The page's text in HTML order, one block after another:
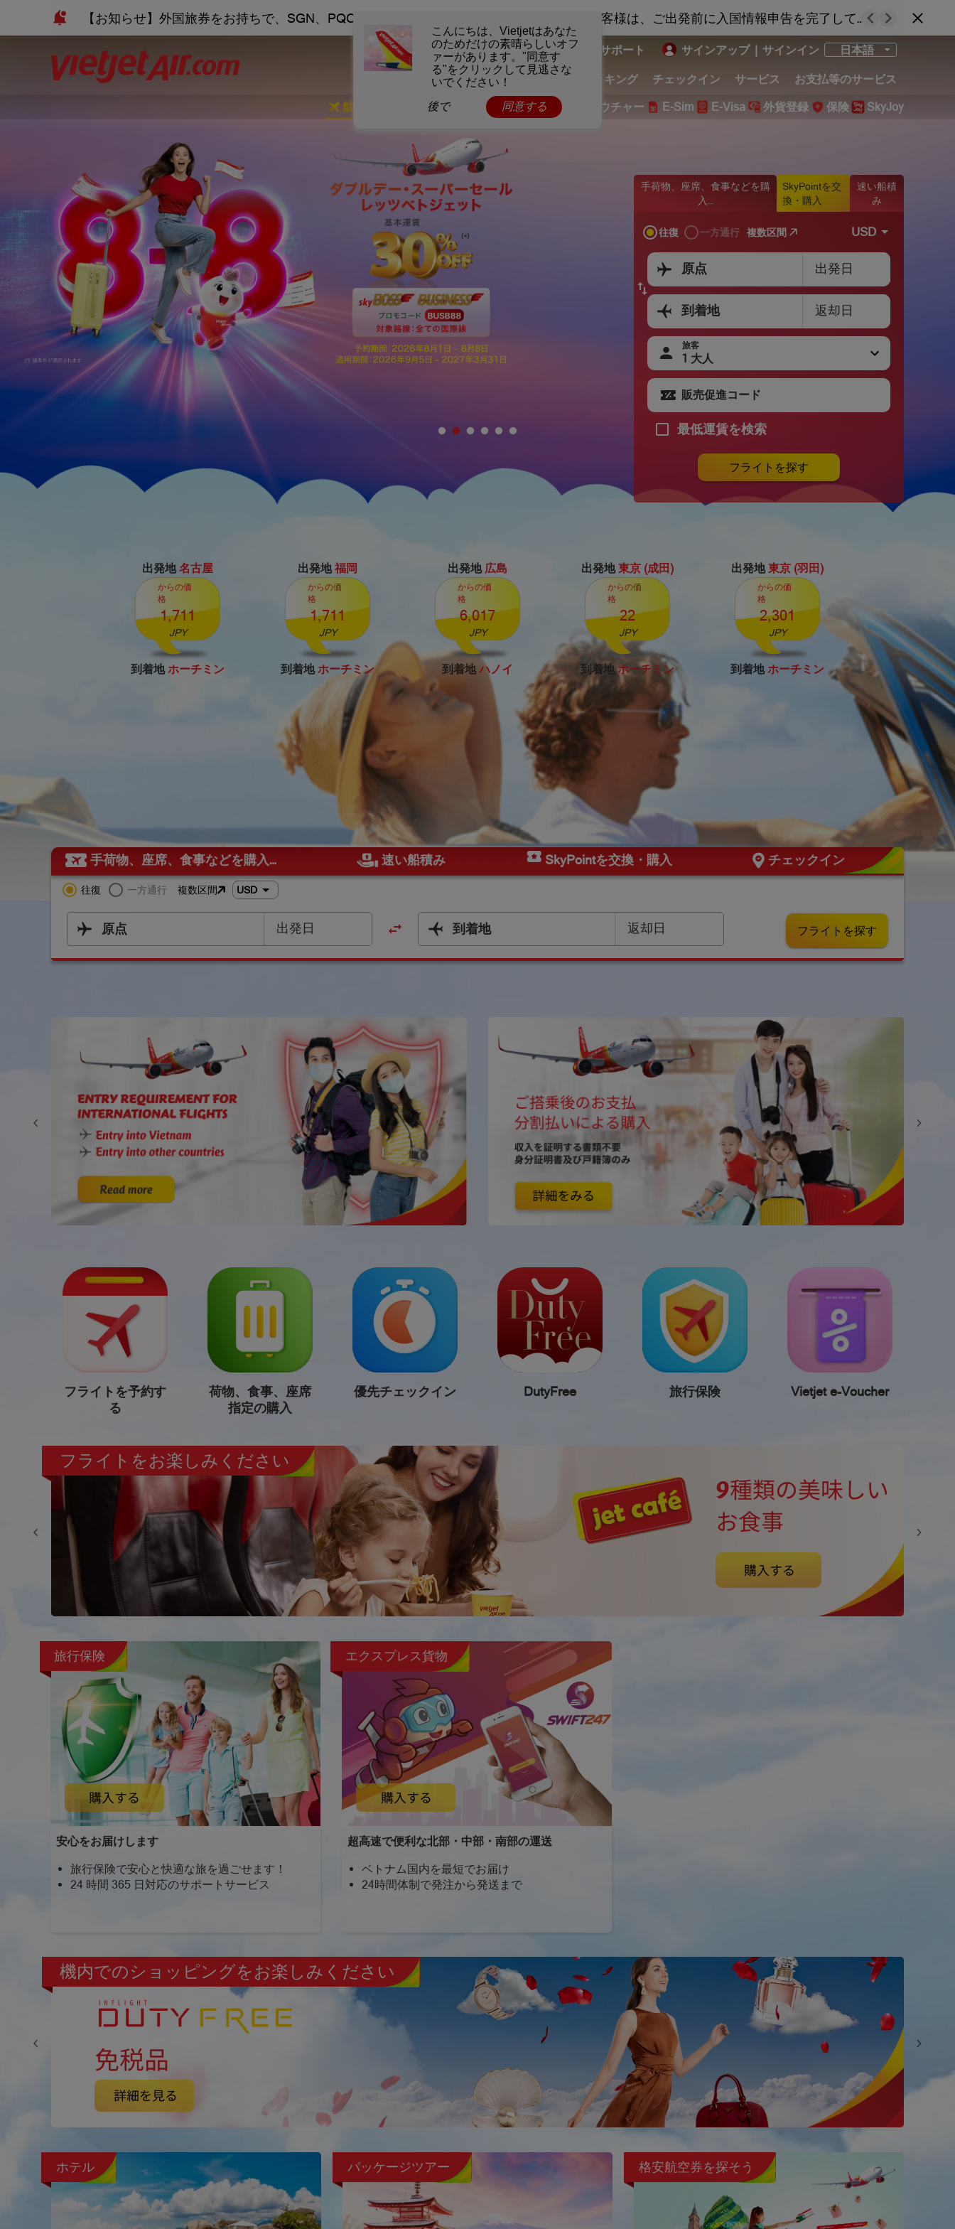
【お知らせ】外国旅券をお持ちで、SGN、PQC、HAN、CXRからベトナムに入国されるお客様は、ご出発前に入国情報申告を完了してください。
サポート サインアップ | サインイン 日本語
マイブッキング チェックイン サービス お支払等のサービス
航空券を予約する Skyshop ホテル 電子バウチャー E-Sim E-Visa 外貨登録 保険 SkyJoy
手荷物、座席、食事などを購
入…
SkyPointを交
換・購入
速い船積
み
往復 一方通行 複数区間 USD
原点 出発日
到着地 返却日
旅客
最低運賃を検索
フライトを探す
出発地 名古屋
からの価
格
1,711
JPY
到着地 ホーチミン
出発地 福岡
からの価
格
1,711
JPY
到着地 ホーチミン
出発地 広島
からの価
格
6,017
JPY
到着地 ハノイ
出発地 東京 (成田)
からの価
格
22
JPY
到着地 ホーチミン
出発地 東京 (羽田)
からの価
格
2,301
JPY
到着地 ホーチミン
手荷物、座席、食事などを購入… 速い船積み SkyPointを交換・購入 チェックイン
往復 一方通行 複数区間 USD
原点 出発日 到着地 返却日 フライトを探す
フライトを予約す
る
荷物、食事、座席
指定の購入
優先チェックイン DutyFree 旅行保険 Vietjet e-Voucher
フライトをお楽しみください
旅行保険
安心をお届けします
旅行保険で安心と快適な旅を過ごせます！
24 時間 365 日対応のサポートサービス
エクスプレス貨物
超高速で便利な北部・中部・南部の運送
ベトナム国内を最短でお届け
24時間体制で発注から発送まで
機内でのショッピングをお楽しみください
ホテル パッケージツアー 格安航空券を探そう